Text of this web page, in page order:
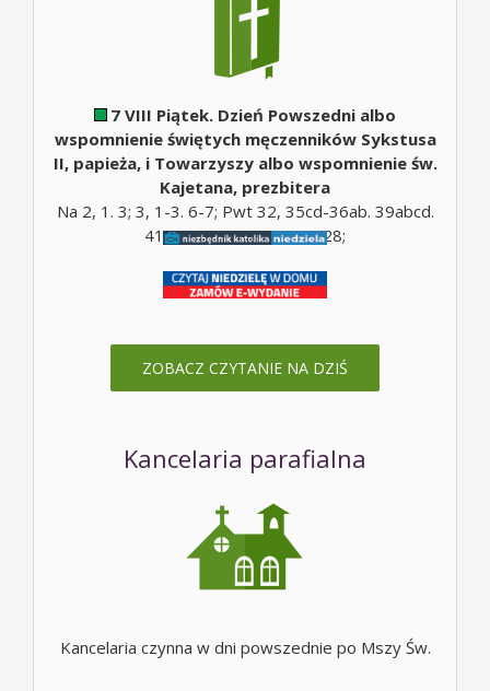
7 VIII Piątek. Dzień Powszedni albo
wspomnienie świętych męczenników Sykstusa
II, papieża, i Towarzyszy albo wspomnienie św.
Kajetana, prezbitera
Na 2, 1. 3; 3, 1-3. 6-7; Pwt 32, 35cd-36ab. 39abcd.
41; Mt 5, 10; Mt 16, 24-28;
ZOBACZ CZYTANIE NA DZIŚ
Kancelaria parafialna
Kancelaria czynna w dni powszednie po Mszy Św.